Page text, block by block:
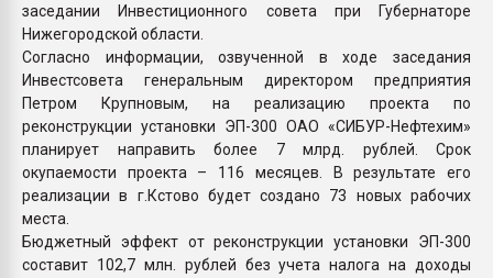
заседании Инвестиционного совета при Губернаторе
Нижегородской области.
Согласно информации, озвученной в ходе заседания
Инвестсовета генеральным директором предприятия
Петром Крупновым, на реализацию проекта по
реконструкции установки ЭП-300 ОАО «СИБУР-Нефтехим»
планирует направить более 7 млрд. рублей. Срок
окупаемости проекта – 116 месяцев. В результате его
реализации в г.Кстово будет создано 73 новых рабочих
места.
Бюджетный эффект от реконструкции установки ЭП-300
составит 102,7 млн. рублей без учета налога на доходы